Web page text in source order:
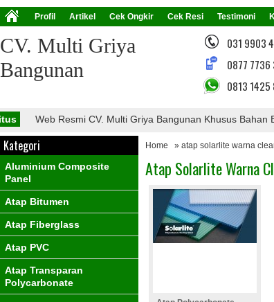
Profil Artikel Cek Ongkir Cek Resi Testimoni
CV. Multi Griya
Bangunan
031 9903
0877
0813 1425
Web Resmi CV. Multi Griya Bangunan Khusus Bahan
Home » atap solarlite warna
Atap Solarlite Warna
Kategori
Aluminium Composite
Panel
Atap Bitumen
Atap Fiberglass
Atap PVC
Atap Transparan
Polycarbonate